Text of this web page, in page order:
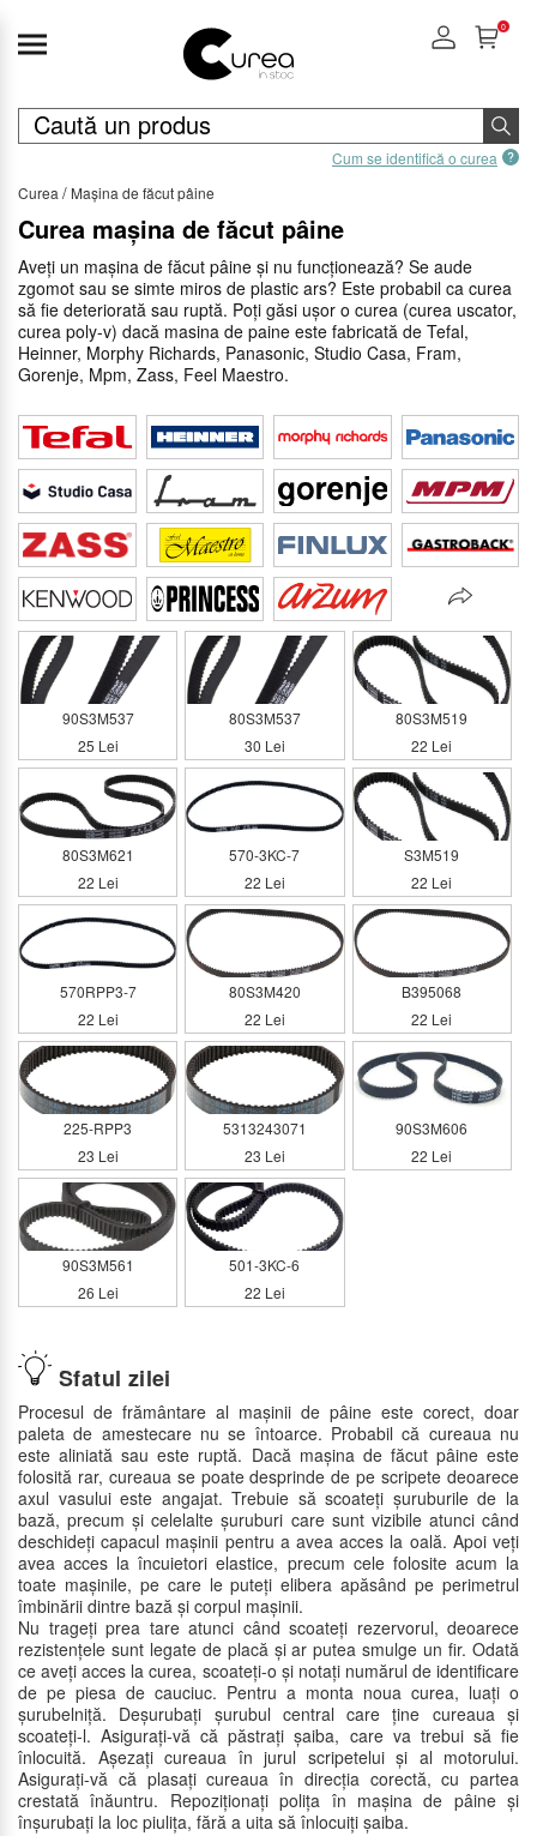
Cum se identifică o curea
0
Curea Mașina de făcut pâine
Sfatul zilei
Procesul de frământare al mașinii de pâine este corect, doar
paleta de amestecare nu se întoarce. Probabil că cureaua nu
este aliniată sau este ruptă. Dacă mașina de făcut pâine este
folosită rar, cureaua se poate desprinde de pe scripete deoarece
axul vasului este angajat. Trebuie să scoateți șuruburile de la
bază, precum și celelalte șuruburi care sunt vizibile atunci când
deschideți capacul mașinii pentru a avea acces la oală. Apoi veți
avea acces la încuietori elastice, precum cele folosite acum la
toate mașinile, pe care le puteți elibera apăsând pe perimetrul
îmbinării dintre bază și corpul mașinii.
Nu trageți prea tare atunci când scoateți rezervorul, deoarece
rezistențele sunt legate de placă și ar putea smulge un fir. Odată
ce aveți acces la curea, scoateți-o și notați numărul de identificare
de pe piesa de cauciuc. Pentru a monta noua curea, luați o
șurubelniță. Deșurubați șurubul central care ține cureaua și
scoateți-l. Asigurați-vă că păstrați șaiba, care va trebui să fie
înlocuită. Așezați cureaua în jurul scripetelui și al motorului.
Asigurați-vă că plasați cureaua în direcția corectă, cu partea
crestată înăuntru. Repoziționați polița în mașina de pâine și
înșurubați la loc piulița, fără a uita să înlocuiți șaiba.
Curea mașina de făcut pâine
Aveți un mașina de făcut pâine și nu funcționează? Se aude
zgomot sau se simte miros de plastic ars? Este probabil ca curea
să fie deteriorată sau ruptă. Poți găsi ușor o curea (curea uscator,
curea poly-v) dacă masina de paine este fabricată de Tefal,
Heinner, Morphy Richards, Panasonic, Studio Casa, Fram,
Gorenje, Mpm, Zass, Feel Maestro.
90S3M537
25 Lei
80S3M537
30 Lei
80S3M519
22 Lei
80S3M621
22 Lei
570-3KC-7
22 Lei
S3M519
22 Lei
570RPP3-7
22 Lei
80S3M420
22 Lei
B395068
22 Lei
225-RPP3
23 Lei
5313243071
23 Lei
90S3M606
22 Lei
90S3M561
26 Lei
501-3KC-6
22 Lei